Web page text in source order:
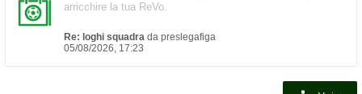
arricchire la tua ReVo.
Re: loghi squadra da preslegafiga
05/08/2026, 17:23